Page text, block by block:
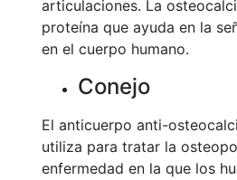
articulaciones. La
proteína que ayuda en la
en el cuerpo humano.
Conejo
El anticuerpo anti-
utiliza para tratar la
enfermedad en la que los